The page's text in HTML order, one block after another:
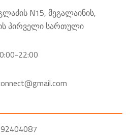
N15, მეგალაინის,
პირველი სართული
22:00